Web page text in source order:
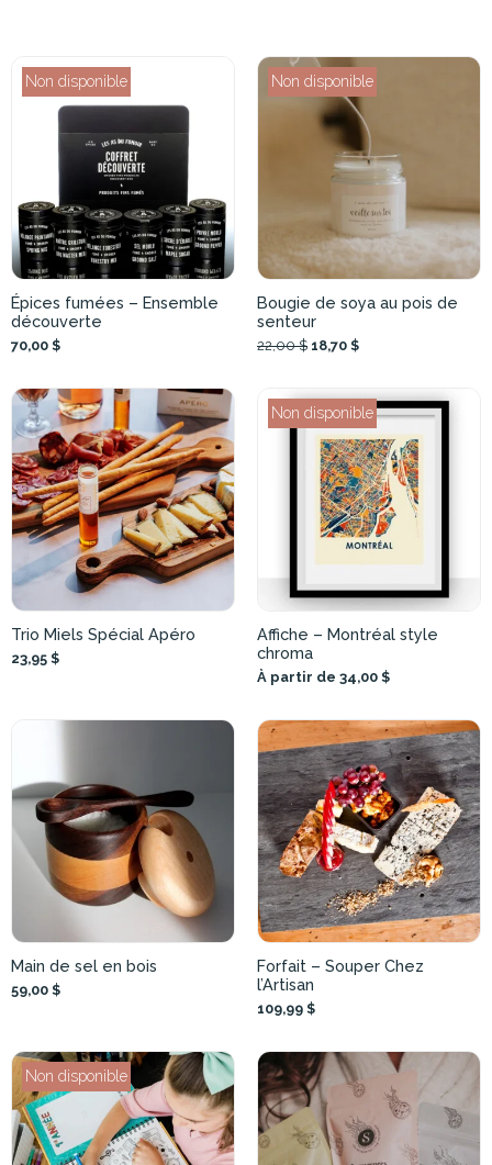
Non disponible
Épices fumées – Ensemble
découverte
70,00 $
Non disponible
Bougie de soya au pois de
senteur
22,00 $ 18,70 $
Trio Miels Spécial Apéro
23,95 $
Non disponible
Affiche – Montréal style
chroma
À partir de 34,00 $
Main de sel en bois
59,00 $
Forfait – Souper Chez
l’Artisan
109,99 $
Non disponible